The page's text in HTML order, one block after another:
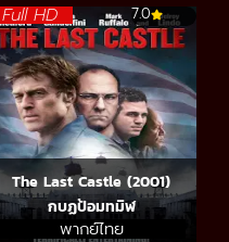
Full HD 7.0
The Last Castle (2001)
กบฏป้อมทมิฬ
พากย์ไทย